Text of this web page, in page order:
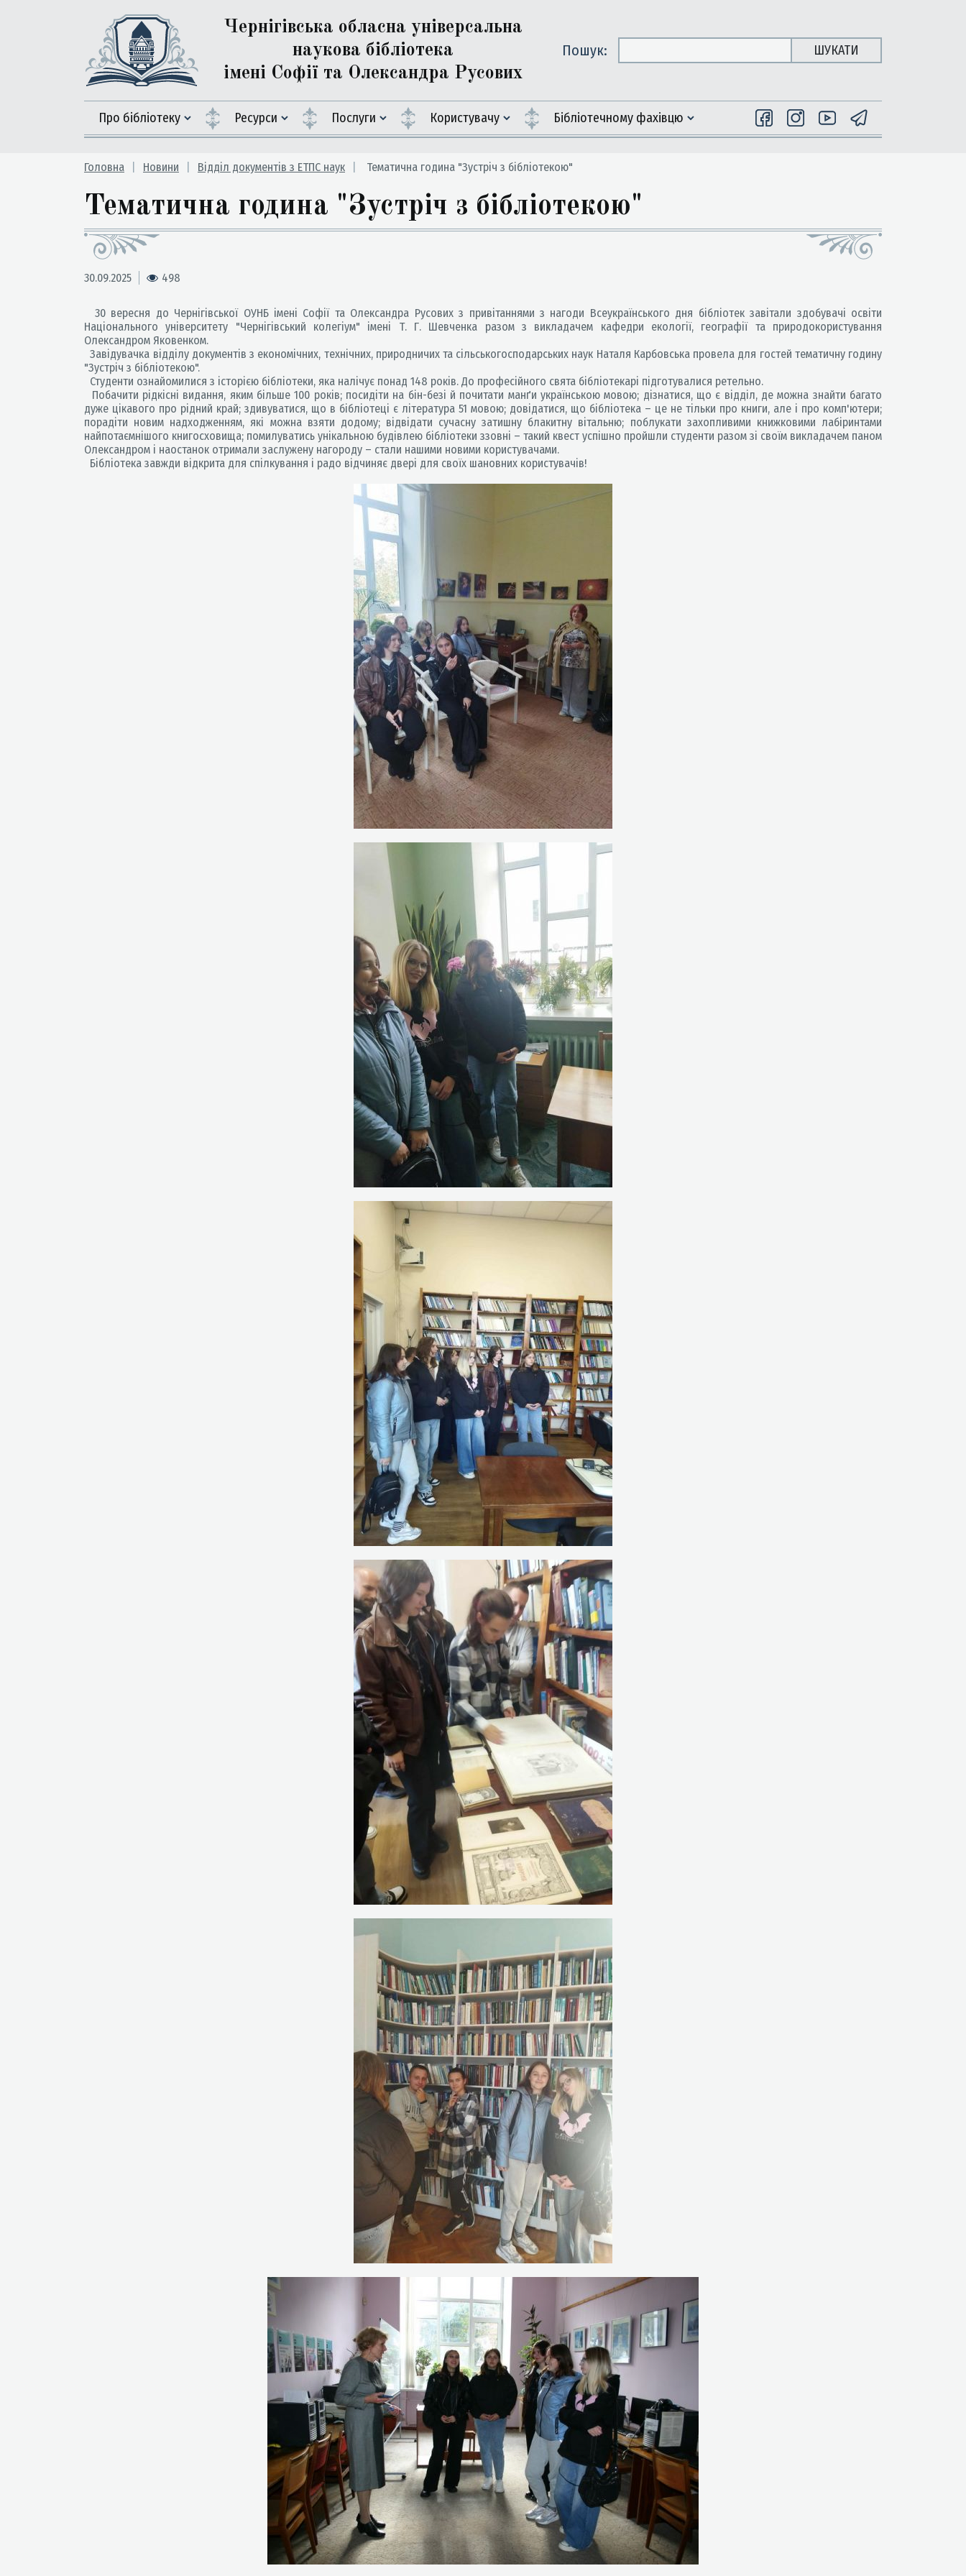
Чернігівська обласна універсальна
наукова бібліотека
імені Софії та Олександра Русових
Пошук: ШУКАТИ
Про бібліотеку Ресурси Послуги Користувачу Бiблiотечному фахiвцю
Головна Новини Відділ документів з ЕТПС наук Тематична година "Зустріч з бібліотекою"
Тематична година "Зустріч з бібліотекою"
30.09.2025 498
30 вересня до Чернігівської ОУНБ імені Софії та Олександра Русових з привітаннями з нагоди Всеукраїнського дня бібліотек завітали здобувачі освіти
Національного університету "Чернігівський колегіум" імені Т. Г. Шевченка разом з викладачем кафедри екології, географії та природокористування
Олександром Яковенком.
Завідувачка відділу документів з економічних, технічних, природничих та сільськогосподарських наук Наталя Карбовська провела для гостей тематичну годину
"Зустріч з бібліотекою".
Студенти ознайомилися з історією бібліотеки, яка налічує понад 148 років. До професійного свята бібліотекарі підготувалися ретельно.
Побачити рідкісні видання, яким більше 100 років; посидіти на бін-безі й почитати манґи українською мовою; дізнатися, що є відділ, де можна знайти багато
дуже цікавого про рідний край; здивуватися, що в бібліотеці є література 51 мовою; довідатися, що бібліотека – це не тільки про книги, але і про комп'ютери;
порадіти новим надходженням, які можна взяти додому; відвідати сучасну затишну блакитну вітальню; поблукати захопливими книжковими лабіринтами
найпотаємнішого книгосховища; помилуватись унікальною будівлею бібліотеки ззовні – такий квест успішно пройшли студенти разом зі своїм викладачем паном
Олександром і наостанок отримали заслужену нагороду – стали нашими новими користувачами.
Бібліотека завжди відкрита для спілкування і радо відчиняє двері для своїх шановних користувачів!